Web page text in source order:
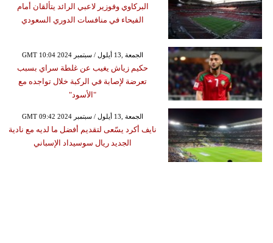
البركاوي وفوزير لاعبي الرائد يتألقان أمام
الفيحاء في منافسات الدوري السعودي
GMT 10:04 2024 الجمعة ,13 أيلول / سبتمبر
حكيم زياش يغيب عن غلطة سراي بسبب
تعرضة لإصابة في الركبة خلال تواجده مع
"الأسود"
GMT 09:42 2024 الجمعة ,13 أيلول / سبتمبر
نايف أكرد يسّعى لتقديم أفضل ما لديه مع نادية
الجديد ريال سوسيداد الإسباني